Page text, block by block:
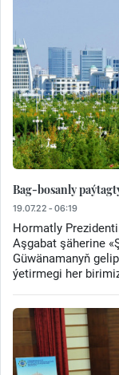
Bag-bosanly
19.07.22 - 06:19
Hormatly
Aşgabat şäherine
Güwänamanyň
ýetirmegi her